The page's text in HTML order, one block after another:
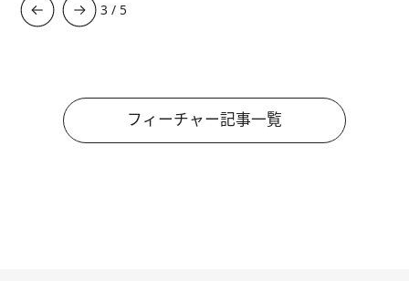
3 / 5
フィーチャー記事一覧